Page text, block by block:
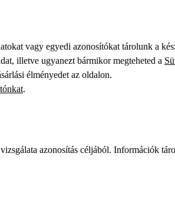
vagy egyedi azonosítókat tárolunk a
illetve ugyanezt bármikor megteheted a
élményedet az oldalon.
.
azonosítás céljából. Információk